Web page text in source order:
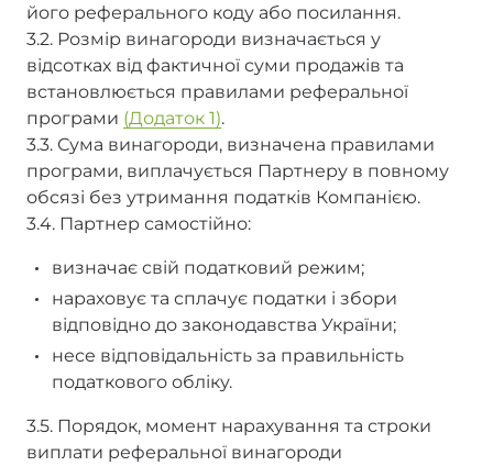
його реферального коду або посилання.
3.2. Розмір винагороди визначається у
відсотках від фактичної суми продажів та
встановлюється правилами реферальної
програми (Додаток 1).
3.3. Сума винагороди, визначена правилами
програми, виплачується Партнеру в повному
обсязі без утримання податків Компанією.
3.4. Партнер самостійно:
визначає свій податковий режим;
нараховує та сплачує податки і збори
відповідно до законодавства України;
несе відповідальність за правильність
податкового обліку.
3.5. Порядок, момент нарахування та строки
виплати реферальної винагороди